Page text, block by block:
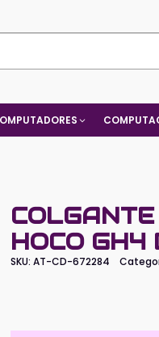
HOCO GH4
SKU:AT-CD-672284